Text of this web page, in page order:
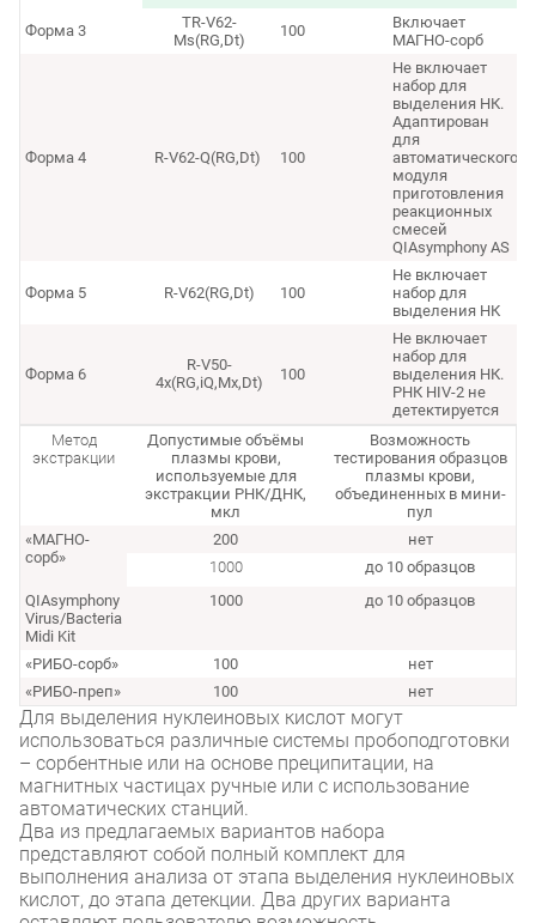
Форма 3
TR-V62-
Ms(RG,Dt)
100
Включает
МАГНО-сорб
Форма 4 R-V62-Q(RG,Dt) 100
Не включает
набор для
выделения НК.
Адаптирован
для
автоматического
модуля
приготовления
реакционных
смесей
QIAsymphony AS
Форма 5 R-V62(RG,Dt) 100
Не включает
набор для
выделения НК
Форма 6
R-V50-
4x(RG,iQ,Mx,Dt)
100
Не включает
набор для
выделения НК.
РНК HIV-2 не
детектируется
Метод
экстракции
Допустимые объёмы
плазмы крови,
используемые для
экстракции РНК/ДНК,
мкл
Возможность
тестирования образцов
плазмы крови,
объединенных в мини-
пул
«МАГНО-
сорб»
200
нет
1000
до 10 образцов
QIAsymphony
Virus/Bacteria
Midi Kit
1000 до 10 образцов
«РИБО-сорб» 100
нет
«РИБО-преп»
100 нет
Для выделения нуклеиновых кислот могут
использоваться различные системы пробоподготовки
– сорбентные или на основе преципитации, на
магнитных частицах ручные или с использование
автоматических станций.
Два из предлагаемых вариантов набора
представляют собой полный комплект для
выполнения анализа от этапа выделения нуклеиновых
кислот, до этапа детекции. Два других варианта